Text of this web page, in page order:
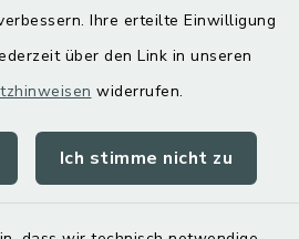
Ihre erteilte Einwilligung
über den Link in unseren
widerrufen.
Ich stimme nicht zu
Kontakt